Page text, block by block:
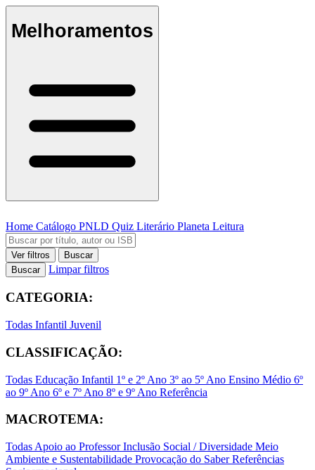
Melhoramentos
Home Catálogo PNLD Quiz Literário Planeta Leitura
Ver filtros
Buscar
Buscar
Limpar filtros
CATEGORIA:
Todas Infantil Juvenil
CLASSIFICAÇÃO:
Todas Educação Infantil 1º e 2º Ano 3º ao 5º Ano Ensino Médio 6º
ao 9º Ano 6º e 7º Ano 8º e 9º Ano Referência
MACROTEMA:
Todas Apoio ao ProfessorInclusão Social / Diversidade Meio
Ambiente e Sustentabilidade Provocação do SaberReferências